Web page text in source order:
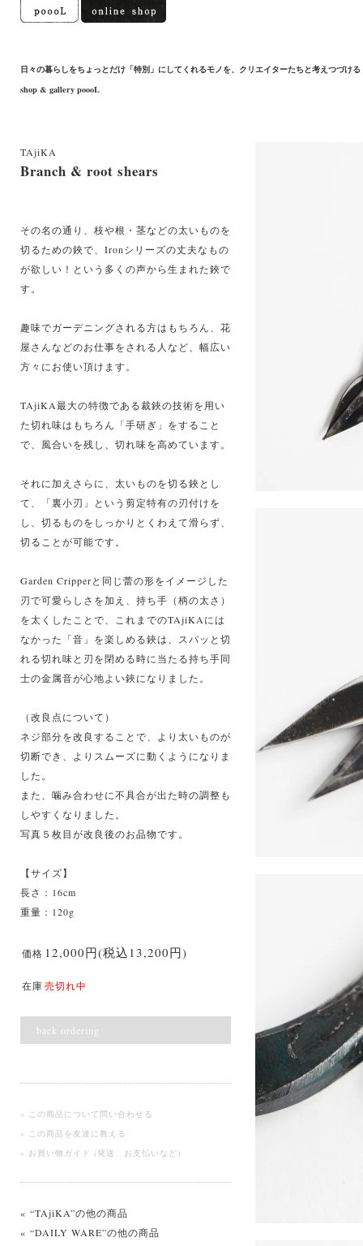
日々の暮らしをちょっとだけ「特別」にしてくれるモノを、クリエイターたちと考えつづける
shop & gallery poooL
TAjiKA
Branch & root shears
その名の通り、枝や根・茎などの太いものを
切るための鋏で、Ironシリーズの丈夫なもの
が欲しい！という多くの声から生まれた鋏で
す。
趣味でガーデニングされる方はもちろん、花
屋さんなどのお仕事をされる人など、幅広い
方々にお使い頂けます。
TAjiKA最大の特徴である裁鋏の技術を用い
た切れ味はもちろん「手研ぎ」をすること
で、風合いを残し、切れ味を高めています。
それに加えさらに、太いものを切る鋏とし
て、「裏小刃」という剪定特有の刃付けを
し、切るものをしっかりとくわえて滑らず、
切ることが可能です。
Garden Cripperと同じ蕾の形をイメージした
刃で可愛らしさを加え、持ち手（柄の太さ）
を太くしたことで、これまでのTAjiKAには
なかった「音」を楽しめる鋏は、スパッと切
れる切れ味と刃を閉める時に当たる持ち手同
士の金属音が心地よい鋏になりました。
（改良点について）
ネジ部分を改良することで、より太いものが
切断でき、よりスムーズに動くようになりま
した。
また、噛み合わせに不具合が出た時の調整も
しやすくなりました。
写真５枚目が改良後のお品物です。
【サイズ】
長さ：16cm
重量：120g
価格 12,000円(税込13,200円)
在庫売切れ中
back ordering
» この商品について問い合わせる
» この商品を友達に教える
» お買い物ガイド (発送、お支払いなど)
« “TAjiKA”の他の商品
« “DAILY WARE”の他の商品